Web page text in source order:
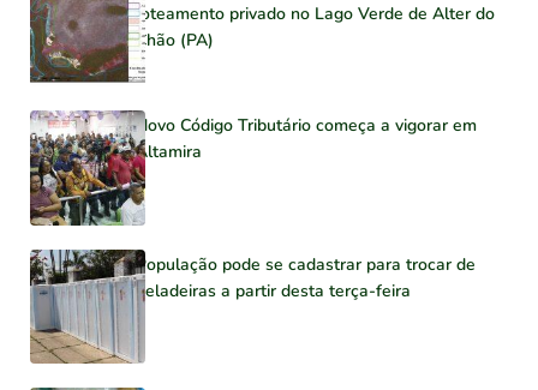
loteamento privado no Lago Verde de Alter do
Chão (PA)
Novo Código Tributário começa a vigorar em
Altamira
População pode se cadastrar para trocar de
geladeiras a partir desta terça-feira